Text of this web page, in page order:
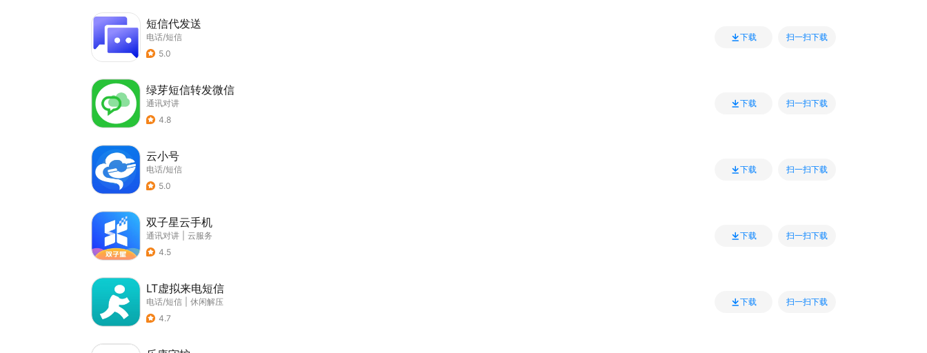
短信代发送
电话/短信
5.0
下载 扫一扫下载
绿芽短信转发微信
通讯对讲
4.8
下载 扫一扫下载
云小号
电话/短信
5.0
下载 扫一扫下载
双子星云手机
通讯对讲
云服务
4.5
下载 扫一扫下载
LT虚拟来电短信
电话/短信
休闲解压
4.7
下载 扫一扫下载